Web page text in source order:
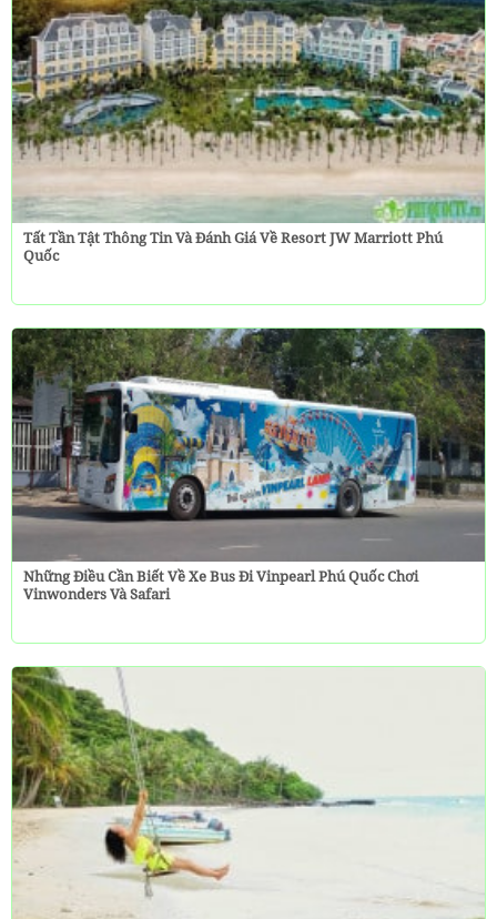
Tất Tần Tật Thông Tin Và Đánh Giá Về Resort JW Marriott Phú
Quốc
Những Điều Cần Biết Về Xe Bus Đi Vinpearl Phú Quốc Chơi
Vinwonders Và Safari